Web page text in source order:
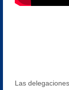
Las